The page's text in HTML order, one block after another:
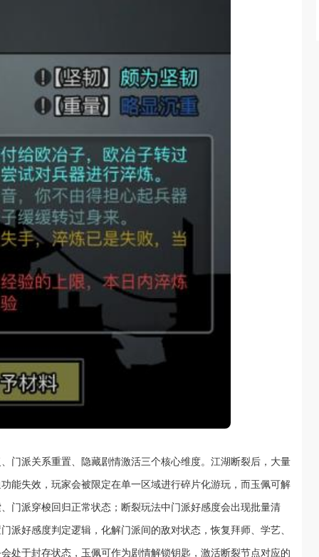
门派关系重置、隐藏剧情激活三个核心维度。江湖断裂后，大量
能失效，玩家会被限定在单一区域进行碎片化游玩，而玉佩可解
门派穿梭回归正常状态；断裂玩法中门派好感度会出现批量清
派好感度判定逻辑，化解门派间的敌对状态，恢复拜师、学艺、
处于封存状态，玉佩可作为剧情解锁钥匙，激活断裂节点对应的